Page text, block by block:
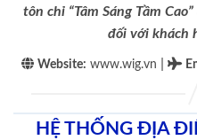
tôn chỉ “Tâm Sáng Tầm
đối với khách
Website: www.wig.vn
HỆ THỐNG ĐỊA